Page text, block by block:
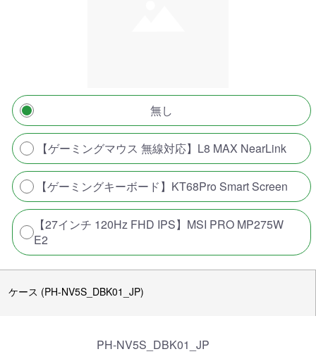
無し
【ゲーミングマウス 無線対応】L8 MAX NearLink
【ゲーミングキーボード】KT68Pro Smart Screen
【27インチ 120Hz FHD IPS】MSI PRO MP275W
E2
ケース (PH-NV5S_DBK01_JP)
PH-NV5S_DBK01_JP